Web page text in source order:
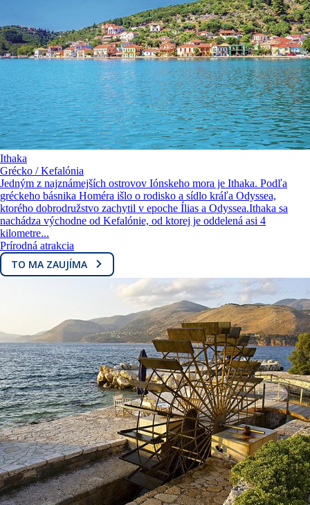
Ithaka
Grécko / Kefalónia
Jedným z najznámejších ostrovov Iónskeho mora je Ithaka. Podľa
gréckeho básnika Homéra išlo o rodisko a sídlo kráľa Odyssea,
ktorého dobrodružstvo zachytil v epoche Ílias a Odyssea.Ithaka sa
nachádza východne od Kefalónie, od ktorej je oddelená asi 4
kilometre...
Prírodná atrakcia
TO MA ZAUJÍMA